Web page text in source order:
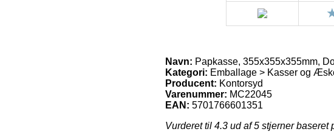
Navn: Papkasse, 355x355x355mm,
Kategori: Emballage > Kasser og
Producent: Kontorsyd
Varenummer: MC22045
EAN: 5701766601351
Vurderet til 4.3 ud af 5 stjerner baseret